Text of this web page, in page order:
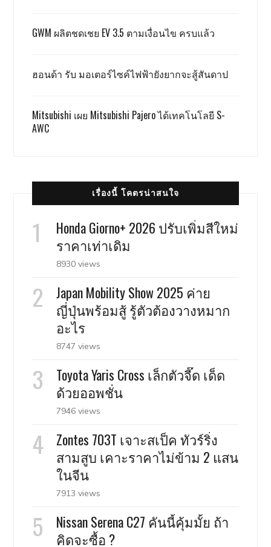
GWM ผลิตชดเชย EV 3.5 ตามเงื่อนไข ครบแล้ว
ฮอนด้า รับ มอเตอร์ไซค์ไฟฟ้ายังยากจะสู้สันดาป
Mitsubishi เผย Mitsubishi Pajero ได้เทคโนโลยี S-
AWC
เรื่องนี้ โคตรน่าสนใจ
Honda Giorno+ 2026 ปรับเพิ่มสีใหม่
ราคาเท่าเดิม
8930 views
Japan Mobility Show 2025 ค่าย
ญี่ปุ่นพร้อมสู้ รู้ตัวต้องวางหมาก
อะไร
8747 views
Toyota Yaris Cross เล็กตัวจี๊ด เด็ด
ด้วยออพชั่น
7946 views
Zontes 703T เจาะสเป็ค ทัวร์ริ่ง
สามสูบ เคาะราคาไม่ข้าม 2 แสน
ในจีน
7913 views
Nissan Serena C27 คันนี้คุ้มมั้ย ถ้า
คิดจะซื้อ ?